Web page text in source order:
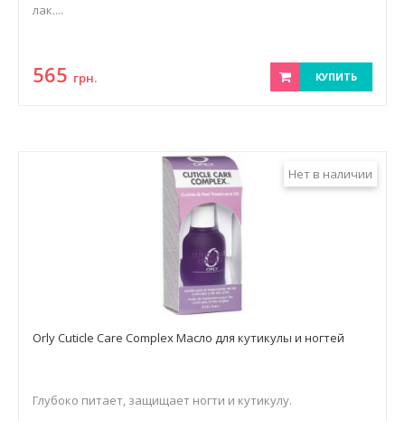
лак....
565 грн. КУПИТЬ
Нет в наличии
Orly Cuticle Care Complex Масло для кутикулы и ногтей
Глубоко питает, защищает ногти и кутикулу.